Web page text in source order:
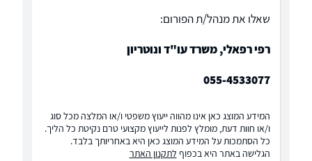
שאלו את מנהל/ת הפורום:
רפי רפאלי, משרד עו"ד ונוטריון
055-4533077
המידע המוצג כאן אינו מהווה ייעוץ משפטי ו/או המלצה מכל סוג
ו/או חוות דעת, מומלץ לפנות לייעוץ מקצועי טרם נקיטת כל הליך.
כל הסתמכות על המידע המוצג כאן היא באחריותך בלבד.
הגלישה באתר היא בכפוף לתקנון האתר